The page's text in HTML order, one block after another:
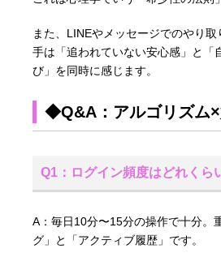
また、LINEやメッセージでのやり
手は「追われていない安心感」と「
び」を同時に感じます。
◆Q&A：アルゴリズム
Q1：ログイン頻度はどれくら
A：毎日10分〜15分の操作で十分。
グ」と「アクティブ履歴」です。